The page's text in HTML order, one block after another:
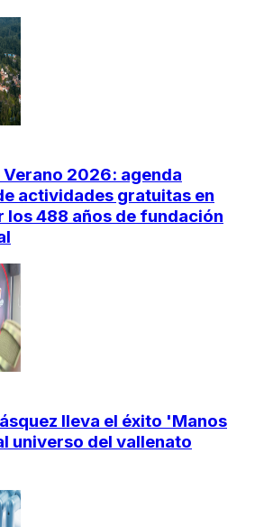
Verano 2026: agenda
actividades gratuitas en
los 488 años de fundación
lleva el éxito 'Manos
universo del vallenato